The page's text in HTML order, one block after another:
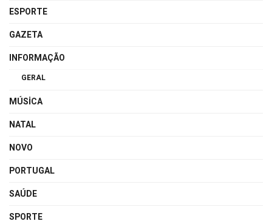
ESPORTE
GAZETA
INFORMAÇÃO
GERAL
MÚSICA
NATAL
NOVO
PORTUGAL
SAÚDE
SPORTE